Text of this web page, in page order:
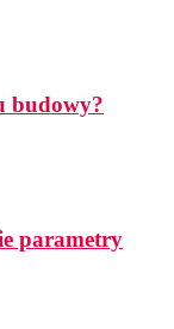
budowy?
parametry